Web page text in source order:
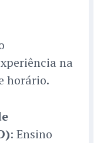
na
horário.
: Ensino